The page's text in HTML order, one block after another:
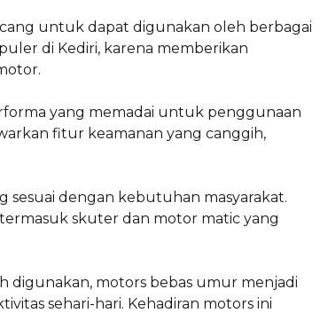
untuk dapat digunakan oleh berbagai
di Kediri, karena memberikan
yang memadai untuk penggunaan
fitur keamanan yang canggih,
sesuai dengan kebutuhan masyarakat.
skuter dan motor matic yang
digunakan, motors bebas umur menjadi
sehari-hari. Kehadiran motors ini